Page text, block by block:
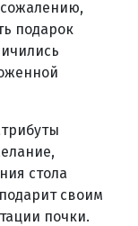
подарок
стола
своим
почки.